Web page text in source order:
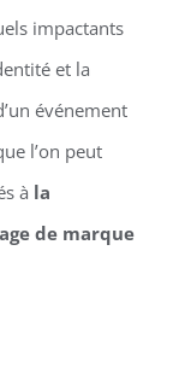
impactants
et la
événement
l’on peut
à la
de marque